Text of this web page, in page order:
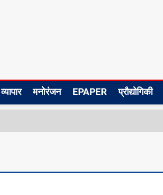
व्यापार मनोरंजन EPAPER प्रौद्योगिकी